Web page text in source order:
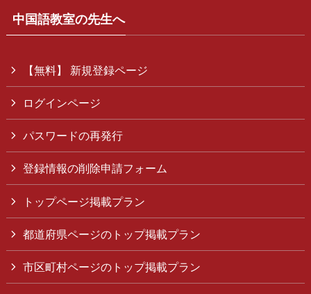
中国語教室の先生へ
【無料】 新規登録ページ
ログインページ
パスワードの再発行
登録情報の削除申請フォーム
トップページ掲載プラン
都道府県ページのトップ掲載プラン
市区町村ページのトップ掲載プラン